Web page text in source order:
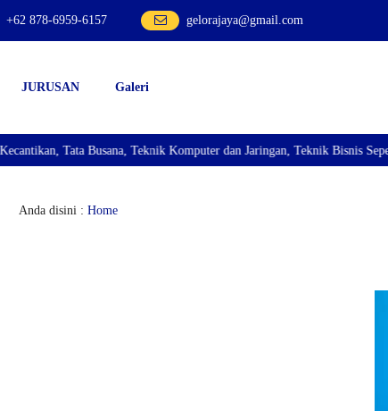
+62 878-6959-6157 gelorajaya@gmail.com
JURUSAN Galeri
Tata Busana, Teknik Komputer dan Jaringan, Teknik Bisnis
Anda disini : Home